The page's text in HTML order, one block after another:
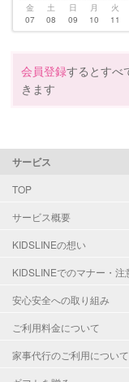
金
07
土
08
日
09
月
10
火
11
会員登録するとすべ
きます
サービス
TOP
サービス概要
KIDSLINEの想い
KIDSLINEでのマナー・注
安心安全への取り組み
ご利用料金について
家事代行のご利用について